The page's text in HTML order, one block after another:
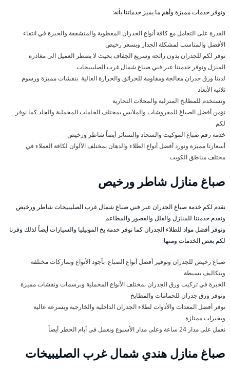
ونوفر خدمات مميزة وأهم ما يميز خدماتنا بأنه:
القدرة على التعامل مع كافة أنواع الجدران المعطوبة والمتشققة والخبرة في انتقاء
الأفضل والمناسب لمشكلة الجدار وبسعر رخيص
نوفر لكم للجدران بدون رائحة وسريع الجفاف بحيث لا يضطر العميل الى مغادرة
المنزل ونوفر خدمتنا عبر فني صباغ شمال غرب الصليبيخات
لدينا ورق جدران معالجة ومقاومة للحرائق والحرارة العالية بنقشات مميزة ورسوم
ثلاثية الأبعاد
وتستخدم للمطابخ المنزلية والمحلات التجارية
نؤمن أفضل الصباغ للمفروشات والملابس بمختلف الخامات المخملية والجلد كما نوفر
لكم
خدمة رقم صباغ الموكيت والسجاد والستائر أيضاً شاطر ورخيص
أسعارنا مميزة ونورد أفضل أنواع الطلاء والدهان بمختلف الألوان لكافة العملاء في
مختلف مناطق الكويت
صباغ منازل شاطر ورخيص
نقدم لكم خدمة صباغ الجدران عبر فني صباغ شمال غرب الصليبيخات شاطر ورخيص
ونقدم خدمتنا للمنازل والفلل والقصور والمطاعم
ونوفر أفضل مواد للطلاء الجدران كما نوفر خدمة بخ الموبيليا والسيارات أيضاً لذلك وفرنا
لكم بعض الخدمات ومنها:
صباغ رخيص للجدران وتوفير أفضل أنواع الصباغ بأجود الأنواع وبماركات مختلفة
وبتكاليف بسيطة
الخبرة في تركيب ورق الجدران بمختلف الأنواع المخملية وبرسمات ونقشات مميزة
ونوفر ورق جدران للحمامات والمطابخ
نوفر أفضل المعدات والأدوات لطلاء الجدران الداخلية والخارجية وبسرعة عالية
وبخبرات ممتازة
نعمل على مدار 24 ساعة وعلى مدار الأسبوع ونعمل في أيام الحظر أيضاً
صباغ منازل هندي شمال غرب الصليبيخات